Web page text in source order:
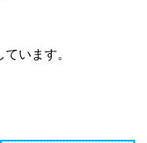
います。